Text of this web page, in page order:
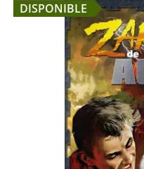
DISPONIBLE